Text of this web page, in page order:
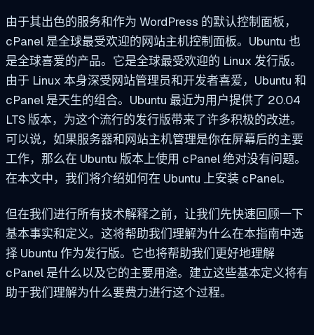
由于其出色的服务和作为 WordPress 的默认控制面板，
cPanel 是全球最受欢迎的网站主机控制面板。Ubuntu 也
是全球喜爱的产品。它是全球最受欢迎的 Linux 发行版。
由于 Linux 本身深受网站管理员和开发者喜爱，Ubuntu 和
cPanel 是天生的组合。Ubuntu 最近为用户提供了 20.04
LTS 版本，为这个流行的发行版带来了许多积极的改进。
可以说，如果服务器和网站主机管理是你在屏幕后的主要
工作，那么在 Ubuntu 版本上使用 cPanel 绝对没有问题。
在本文中，我们将介绍如何在 Ubuntu 上安装 cPanel。
但在我们进行所有技术解释之前，让我们先快速回顾一下
基本事实和定义。这将帮助我们理解为什么在本指南中选
择 Ubuntu 作为发行版。它也将帮助我们更好地理解
cPanel 是什么以及它的主要用途。建立这些基本定义将有
助于我们理解为什么要费力进行这个过程。